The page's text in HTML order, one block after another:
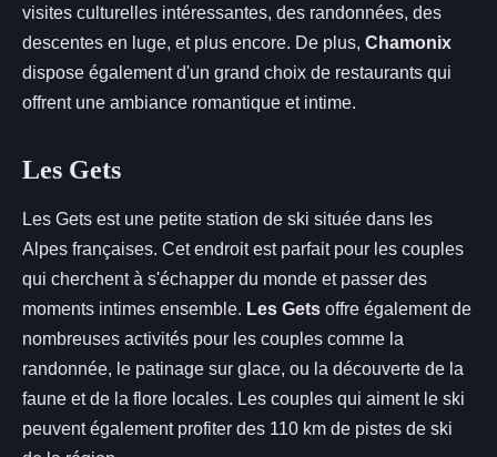
visites culturelles intéressantes, des randonnées, des
descentes en luge, et plus encore. De plus, Chamonix
dispose également d'un grand choix de restaurants qui
offrent une ambiance romantique et intime.
Les Gets
Les Gets est une petite station de ski située dans les
Alpes françaises. Cet endroit est parfait pour les couples
qui cherchent à s'échapper du monde et passer des
moments intimes ensemble. Les Gets offre également de
nombreuses activités pour les couples comme la
randonnée, le patinage sur glace, ou la découverte de la
faune et de la flore locales. Les couples qui aiment le ski
peuvent également profiter des 110 km de pistes de ski